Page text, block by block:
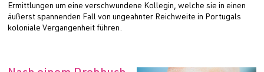
Ermittlungen um eine verschwundene Kollegin, welche sie in einen
äußerst spannenden Fall von ungeahnter Reichweite in Portugals
koloniale Vergangenheit führen.